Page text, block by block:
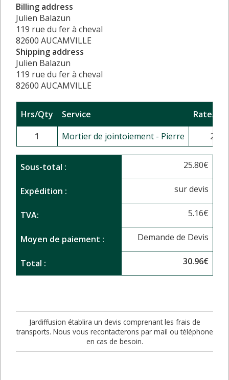
Billing address
Julien Balazun
119 rue du fer à cheval
82600 AUCAMVILLE
Shipping address
Julien Balazun
119 rue du fer à cheval
82600 AUCAMVILLE
Hrs/Qty Service
Rate/
1
Mortier de jointoiement - Pierre
Sous-total : 25.80€
Expédition : sur devis
TVA: 5.16€
Moyen de paiement : Demande de Devis
Total : 30.96€
Jardiffusion établira un devis comprenant les frais de
transports. Nous vous recontacterons par mail ou téléphone
en cas de besoin.